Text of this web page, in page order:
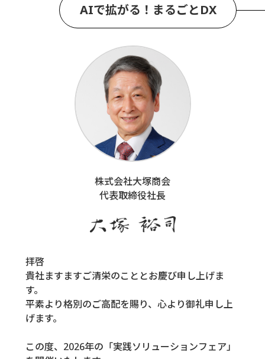
AIで拡がる！まるごとDX
株式会社大塚商会
代表取締役社長
拝啓
貴社ますますご清栄のこととお慶び申し上げま
す。
平素より格別のご高配を賜り、心より御礼申し上
げます。
この度、2026年の「実践ソリューションフェア」